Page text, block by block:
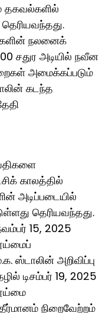
தகவல்களில்
நலனைக்
சதுர அடியில் நவீன
அமைக்கப்படும்
கடந்த
காலத்தில்
அடிப்படையில்
தெரியவந்தது.
15, 2025
ஸ்டாலின் அறிவிப்பு
டிசம்பர் 19, 2025
நிறைவேற்றம்